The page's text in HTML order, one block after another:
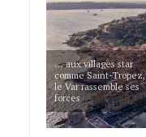
… aux villages star
comme Saint-Tropez,
le Var rassemble ses
forces